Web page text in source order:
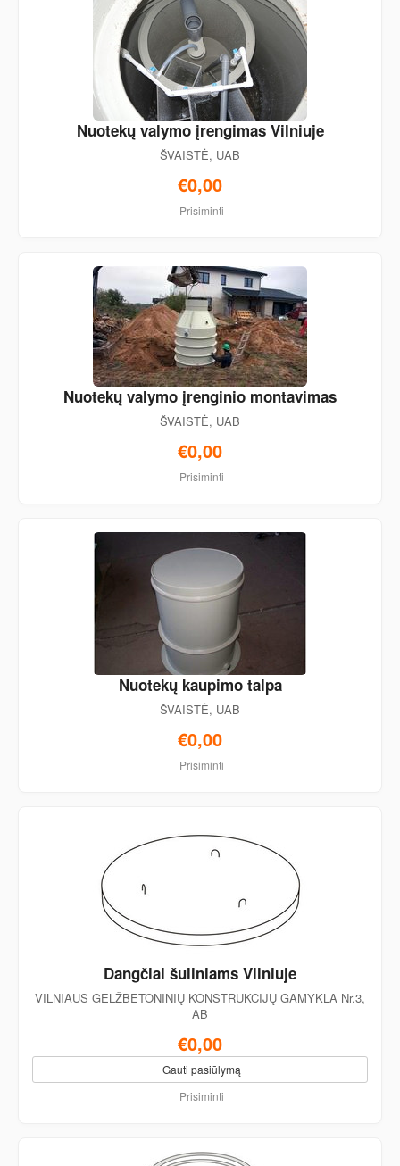
Nuotekų valymo įrengimas Vilniuje
ŠVAISTĖ, UAB
€0,00
Prisiminti
Nuotekų valymo įrenginio montavimas
ŠVAISTĖ, UAB
€0,00
Prisiminti
Nuotekų kaupimo talpa
ŠVAISTĖ, UAB
€0,00
Prisiminti
Dangčiai šuliniams Vilniuje
VILNIAUS GELŽBETONINIŲ KONSTRUKCIJŲ GAMYKLA Nr.3,
AB
€0,00
Gauti pasiūlymą
Prisiminti